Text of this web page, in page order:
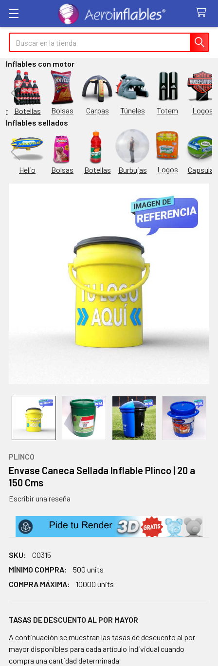
Buscar
Inflables con motor
Botellas Bolsas Carpas Túneles Totem
Logos
Inflables sellados
Helio Bolsas Botellas Burbujas Logos Capsulas
PLINCO
Envase Caneca Sellada Inflable Plinco | 20 a
150 Cms
Escribir una reseña
SKU:
CO315
MÍNIMO COMPRA:
500 units
COMPRA MÁXIMA:
10000 units
TASAS DE DESCUENTO AL POR MAYOR
A continuación se muestran las tasas de descuento al por
mayor disponibles para cada artículo individual cuando
compra una cantidad determinada